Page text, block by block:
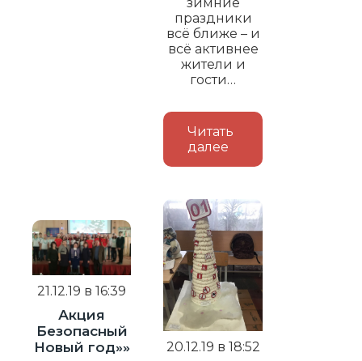
праздники
всё ближе – и
всё активнее
жители и
гости…
Читать
далее
21.12.19 в 16:39
Акция
Безопасный
Новый год»»
20.12.19 в 18:52